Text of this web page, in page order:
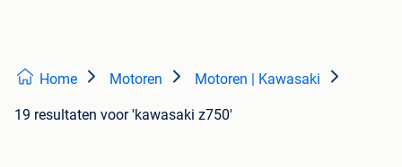
Home Motoren Motoren | Kawasaki
19 resultaten voor 'kawasaki z750'